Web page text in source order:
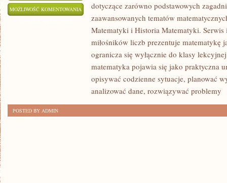
MOŻLIWOŚĆ KOMENTOWANIA GEOMETRIA
FIGURY
dotyczące zarówno podstawowych
zaawansowanych tematów
Matematyki i Historia Matematyki. Serwis
miłośników liczb prezentuje matematykę
ogranicza się wyłącznie do klasy
matematyka pojawia się jako praktyczna
opisywać codzienne sytuacje, planować
analizować dane, rozwiązywać problemy
POSTED BY ADMIN